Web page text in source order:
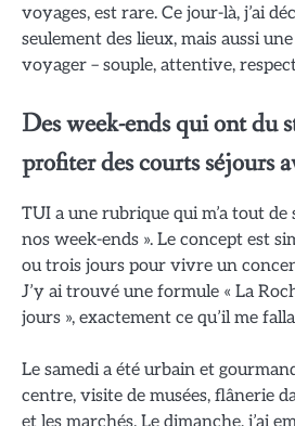
voyages, est rare. Ce jour-là, j’ai
seulement des lieux, mais aussi
voyager – souple, attentive,
Des week-ends qui ont du
profiter des courts séjours
TUI a une rubrique qui m’a tout de
nos week-ends ». Le concept est
ou trois jours pour vivre un
J’y ai trouvé une formule « La
jours », exactement ce qu’il me
Le samedi a été urbain et
centre, visite de musées, flânerie
et les marchés. Le dimanche, j’ai